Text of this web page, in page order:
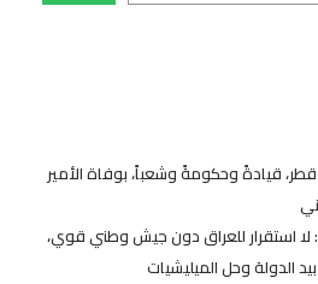
قيادةً وحكومةً وشعباً، بوفاة الأمير
استقرار للعراق دون جيش وطني قوي،
الدولة وحل الميليشيات